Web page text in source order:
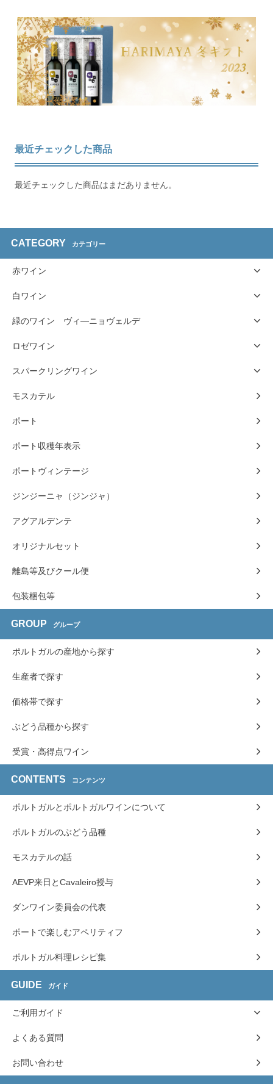
最近チェックした商品
最近チェックした商品はまだありません。
CATEGORY カテゴリー
赤ワイン
白ワイン
緑のワイン ヴィ―ニョヴェルデ
ロゼワイン
スパークリングワイン
モスカテル
ポート
ポート収穫年表示
ポートヴィンテージ
ジンジーニャ（ジンジャ）
アグアルデンテ
オリジナルセット
離島等及びクール便
包装梱包等
GROUP グループ
ポルトガルの産地から探す
生産者で探す
価格帯で探す
ぶどう品種から探す
受賞・高得点ワイン
CONTENTS コンテンツ
ポルトガルとポルトガルワインについて
ポルトガルのぶどう品種
モスカテルの話
AEVP来日とCavaleiro授与
ダンワイン委員会の代表
ポートで楽しむアペリティフ
ポルトガル料理レシピ集
GUIDE ガイド
ご利用ガイド
よくある質問
お問い合わせ